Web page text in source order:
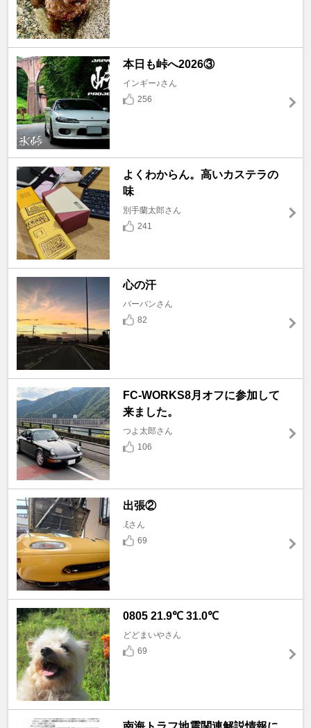
本日も峠へ2026③
インギー♪さん
256
よくわからん。高いカステラの
味
別手蘭太郎さん
241
心の汗
バーバンさん
82
FC-WORKS8月オフに参加して
来ました。
つよ太郎さん
106
出張②
.ξさん
69
0805 21.9℃ 31.0℃
どどまいやさん
69